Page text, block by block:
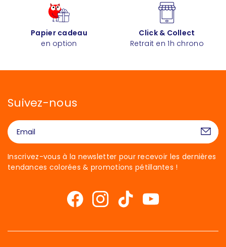
Papier cadeau
en option
Click & Collect
Retrait en 1h chrono
Suivez-nous
Inscrivez-vous à la newsletter pour recevoir les dernières
tendances colorées & promotions pétillantes !